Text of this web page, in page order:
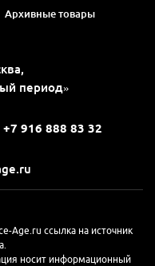
Архивные товары
период»
+7 916 888 83 32
Age.ru ссылка на источник
носит информационный